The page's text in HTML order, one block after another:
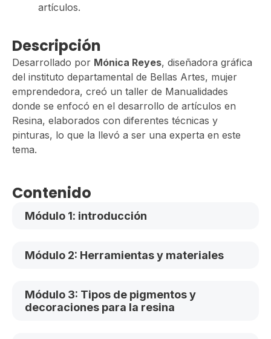
artículos.
Descripción
Desarrollado por Mónica Reyes, diseñadora gráfica
del instituto departamental de Bellas Artes, mujer
emprendedora, creó un taller de Manualidades
donde se enfocó en el desarrollo de artículos en
Resina, elaborados con diferentes técnicas y
pinturas, lo que la llevó a ser una experta en este
tema.
Contenido
Módulo 1: introducción
Módulo 2: Herramientas y materiales
Módulo 3: Tipos de pigmentos y
decoraciones para la resina